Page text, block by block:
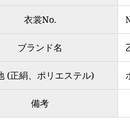
衣裳No.
ブランド名
(正絹、ポリエステル)
備考